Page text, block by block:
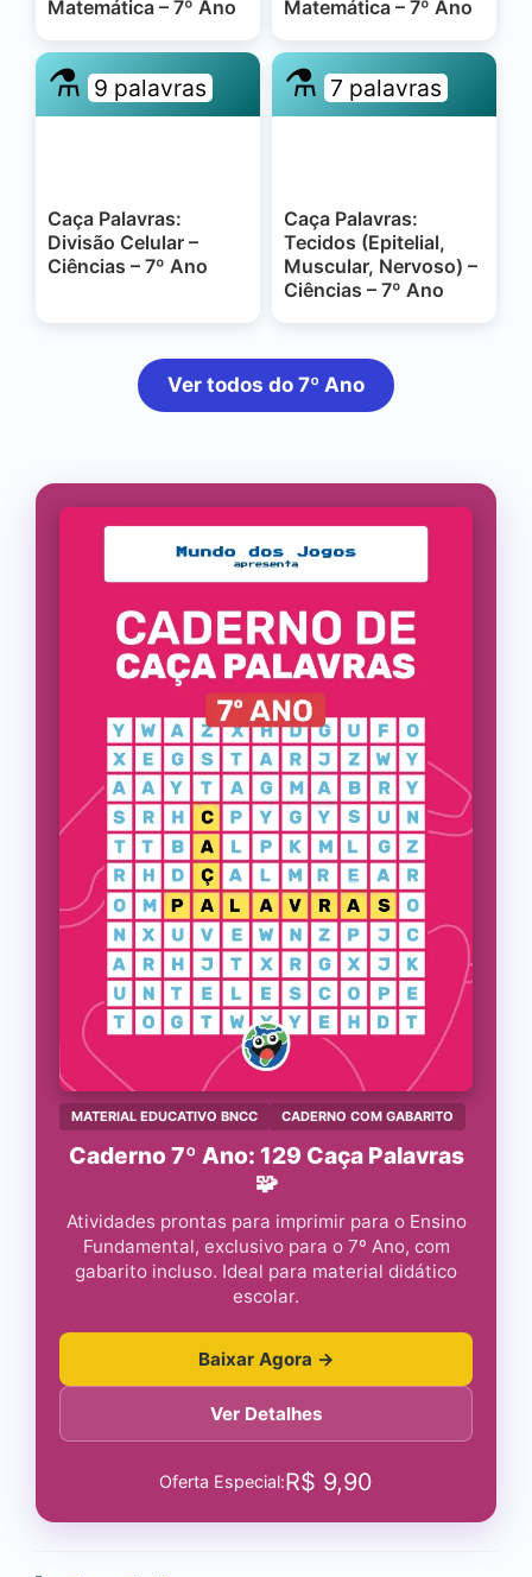
Matemática – 7º Ano
Matemática – 7º Ano
⚗️ 9 palavras
Caça Palavras:
Divisão Celular –
Ciências – 7º Ano
⚗️ 7 palavras
Caça Palavras:
Tecidos (Epitelial,
Muscular, Nervoso) –
Ciências – 7º Ano
Ver todos do 7º Ano
MATERIAL EDUCATIVO BNCC CADERNO COM GABARITO
Caderno 7º Ano: 129 Caça Palavras
🧩
Atividades prontas para imprimir para o Ensino
Fundamental, exclusivo para o 7º Ano, com
gabarito incluso. Ideal para material didático
escolar.
Baixar Agora →
Ver Detalhes
Oferta Especial:R$ 9,90